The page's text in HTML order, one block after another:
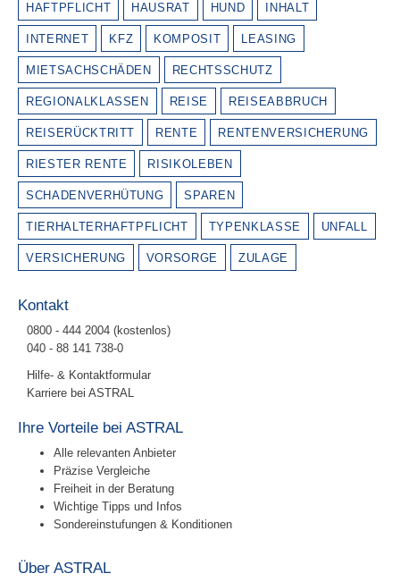
HAFTPFLICHT HAUSRAT HUND INHALT
INTERNET KFZ KOMPOSIT LEASING
MIETSACHSCHÄDEN RECHTSSCHUTZ
REGIONALKLASSEN REISE REISEABBRUCH
REISERÜCKTRITT RENTE RENTENVERSICHERUNG
RIESTER RENTE RISIKOLEBEN
SCHADENVERHÜTUNG SPAREN
TIERHALTERHAFTPFLICHT TYPENKLASSE UNFALL
VERSICHERUNG VORSORGE ZULAGE
Kontakt
0800 - 444 2004 (kostenlos)
040 - 88 141 738-0
Hilfe- & Kontaktformular
Karriere bei ASTRAL
Ihre Vorteile bei ASTRAL
Alle relevanten Anbieter
Präzise Vergleiche
Freiheit in der Beratung
Wichtige Tipps und Infos
Sondereinstufungen & Konditionen
Über ASTRAL